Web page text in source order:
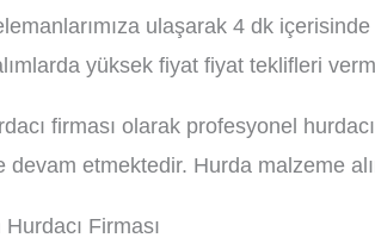
ulaşarak 4 dk
yüksek fiyat fiyat teklifleri
firması olarak profesyonel
devam etmektedir. Hurda malzeme
Hurdacı Firması